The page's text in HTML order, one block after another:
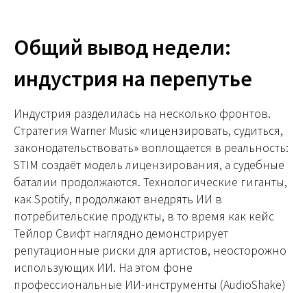
Общий вывод недели:
индустрия на перепутье
Индустрия разделилась на несколько фронтов.
Стратегия Warner Music «лицензировать, судиться,
законодательствовать» воплощается в реальность:
STIM создаёт модель лицензирования, а судебные
баталии продолжаются. Технологические гиганты,
как Spotify, продолжают внедрять ИИ в
потребительские продукты, в то время как кейс
Тейлор Свифт наглядно демонстрирует
репутационные риски для артистов, неосторожно
использующих ИИ. На этом фоне
профессиональные ИИ-инструменты (AudioShake)